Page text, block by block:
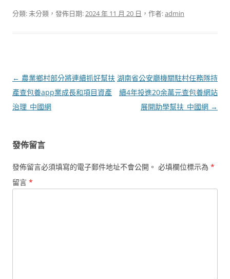
分類: 未分類，發佈日期:2024 年 11 月 20 日 ，作者:admin
文
章
導
← 農業鄉村部分將連續抓好幫扶
產查包養app業成長和項目資產
治理_中國網
湖南省公安廳機關駐村任務隊持
續4年投進20余萬元查包養網站
展開助學幫扶_中國網 →
發佈留言
發佈留言必須填寫的電子郵件地址不會公開。 必填欄位標示為 *
留言 *